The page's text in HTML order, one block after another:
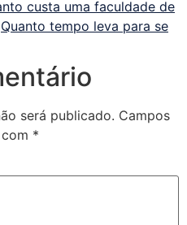
custa uma faculdade de
Quanto tempo leva para se
será publicado. Campos
*